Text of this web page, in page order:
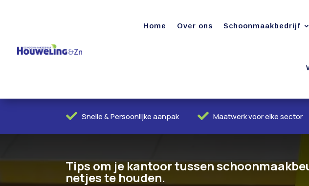
Home Over ons Schoonmaakbedrijf
 Snelle & Persoonlijke aanpak  Maatwerk voor elke sector
Tips om je kantoor tussen
netjes te houden.​